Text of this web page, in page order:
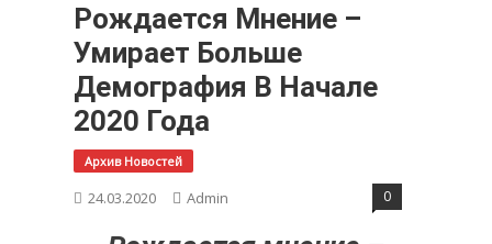
Рождается Мнение –
Умирает Больше
Демография В Начале
2020 Года
Архив Новостей
24.03.2020 Admin 0